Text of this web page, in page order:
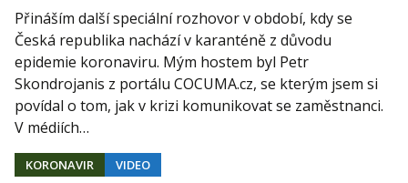
Přináším další speciální rozhovor v období, kdy se
Česká republika nachází v karanténě z důvodu
epidemie koronaviru. Mým hostem byl Petr
Skondrojanis z portálu COCUMA.cz, se kterým jsem si
povídal o tom, jak v krizi komunikovat se zaměstnanci.
V médiích…
KORONAVIR VIDEO